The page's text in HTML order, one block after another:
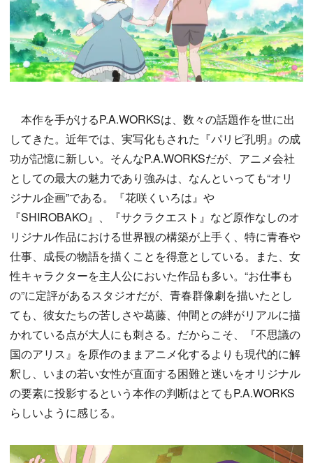
本作を手がけるP.A.WORKSは、数々の話題作を世に出
してきた。近年では、実写化もされた『パリピ孔明』の成
功が記憶に新しい。そんなP.A.WORKSだが、アニメ会社
としての最大の魅力であり強みは、なんといっても“オリ
ジナル企画”である。『花咲くいろは』や
『SHIROBAKO』、『サクラクエスト』など原作なしのオ
リジナル作品における世界観の構築が上手く、特に青春や
仕事、成長の物語を描くことを得意としている。また、女
性キャラクターを主人公においた作品も多い。“お仕事も
の”に定評があるスタジオだが、青春群像劇を描いたとし
ても、彼女たちの苦しさや葛藤、仲間との絆がリアルに描
かれている点が大人にも刺さる。だからこそ、『不思議の
国のアリス』を原作のままアニメ化するよりも現代的に解
釈し、いまの若い女性が直面する困難と迷いをオリジナル
の要素に投影するという本作の判断はとてもP.A.WORKS
らしいように感じる。